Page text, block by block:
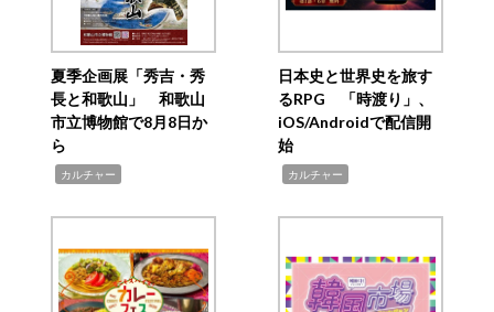
夏季企画展「秀吉・秀
長と和歌山」 和歌山
市立博物館で8月8日か
ら
カルチャー
日本史と世界史を旅す
るRPG 「時渡り」、
iOS/Androidで配信開
始
カルチャー